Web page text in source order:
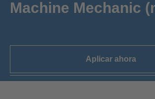
Machine Mechanic
Aplicar ahora